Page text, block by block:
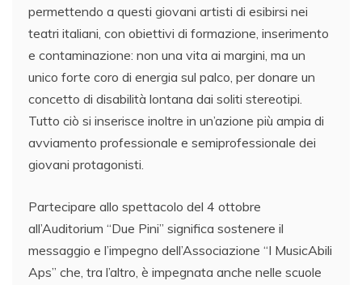
permettendo a questi giovani artisti di esibirsi nei
teatri italiani, con obiettivi di formazione, inserimento
e contaminazione: non una vita ai margini, ma un
unico forte coro di energia sul palco, per donare un
concetto di disabilità lontana dai soliti stereotipi.
Tutto ciò si inserisce inoltre in un’azione più ampia di
avviamento professionale e semiprofessionale dei
giovani protagonisti.
Partecipare allo spettacolo del 4 ottobre
all’Auditorium “Due Pini” significa sostenere il
messaggio e l’impegno dell’Associazione “I MusicAbili
Aps” che, tra l’altro, è impegnata anche nelle scuole